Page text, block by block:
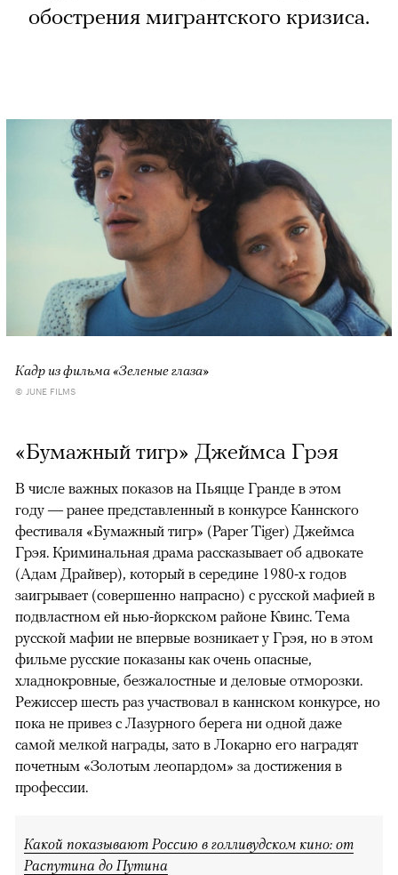
обострения мигрантского кризиса.
Кадр из фильма «Зеленые глаза»
© JUNE FILMS
«Бумажный тигр» Джеймса Грэя
В числе важных показов на Пьяцце Гранде в этом
году — ранее представленный в конкурсе Каннского
фестиваля «Бумажный тигр» (Paper Tiger) Джеймса
Грэя. Криминальная драма рассказывает об адвокате
(Адам Драйвер), который в середине 1980-х годов
заигрывает (совершенно напрасно) с русской мафией в
подвластном ей нью-йоркском районе Квинс. Тема
русской мафии не впервые возникает у Грэя, но в этом
фильме русские показаны как очень опасные,
хладнокровные, безжалостные и деловые отморозки.
Режиссер шесть раз участвовал в каннском конкурсе, но
пока не привез с Лазурного берега ни одной даже
самой мелкой награды, зато в Локарно его наградят
почетным «Золотым леопардом» за достижения в
профессии.
Какой показывают Россию в голливудском кино: от
Распутина до Путина